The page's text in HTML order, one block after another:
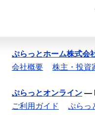
ぷらっとホーム株式会
会社概要
株主・投資
ぷらっとオンライン —
ご利用ガイド
ぷらっ